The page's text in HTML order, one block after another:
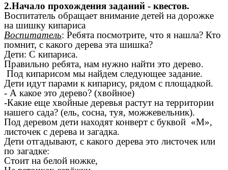
2.Начало прохождения заданий - квестов.
Воспитатель обращает внимание детей на дорожке
на шишку кипариса
Воспитатель: Ребята посмотрите, что я нашла? Кто
помнит, с какого дерева эта шишка?
Дети: С кипариса.
Правильно ребята, нам нужно найти это дерево.
Под кипарисом мы найдем следующее задание.
Дети идут парами к кипарису, рядом с площадкой.
- А какое это дерево? (хвойное)
-Какие еще хвойные деревья растут на территории
нашего сада? (ель, сосна, туя, можжевельник).
Под деревом дети находят конверт с буквой «М»,
листочек с дерева и загадка.
Дети отгадывают, с какого дерева это листочек или
по загадке:
Стоит на белой ножке,